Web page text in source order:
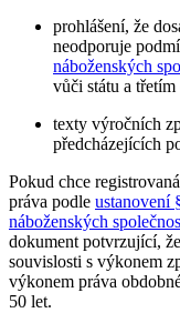
prohlášení, že
neodporuje
náboženských
vůči státu a třetím
texty výročních
předcházejících
Pokud chce
práva podle ustanovení
náboženských
dokument potvrzující,
souvislosti s výkonem
výkonem práva
50 let.